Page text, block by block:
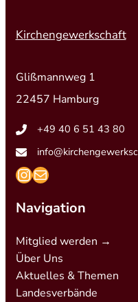
Kirchengewerkschaft
Glißmannweg 1
22457 Hamburg
+49 40 6 51 43 80
https://
Navigation
Mitglied werden →
Über Uns
Aktuelles & Themen
Landesverbände